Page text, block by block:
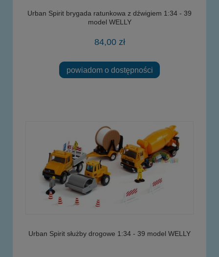
Urban Spirit brygada ratunkowa z dźwigiem 1:34 - 39
model WELLY
84,00 zł
powiadom o dostępności
Urban Spirit służby drogowe 1:34 - 39 model WELLY